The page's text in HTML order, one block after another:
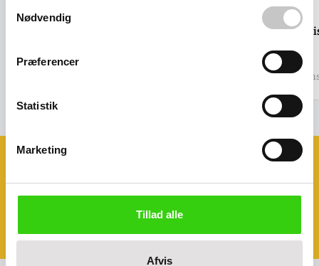
Nødvendig
Præferencer
Statistik
Marketing
Tillad alle
Afvis
Salgspris
298,00 kr
Standard dråbe
Salgspris
122,00 kr
inkl.
Book et møde - så kommer vi til dig!
Klik her og aftal dit møde